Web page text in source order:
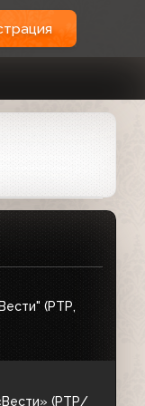
(РТР,
(РТР/